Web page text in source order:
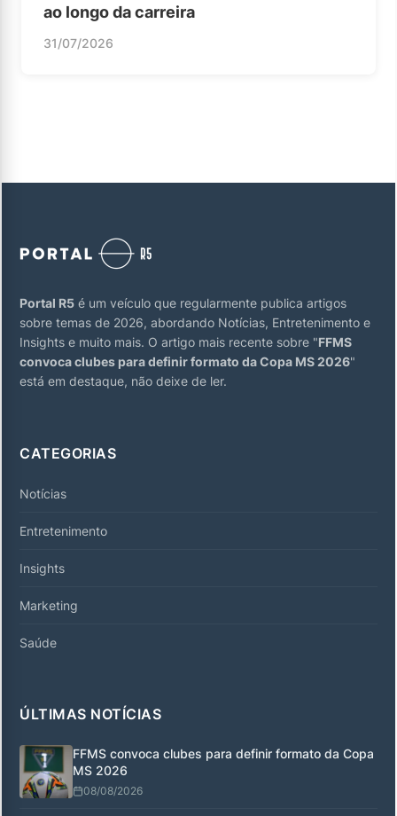
ao longo da carreira
31/07/2026
Portal R5 é um veículo que regularmente publica artigos
sobre temas de 2026, abordando Notícias, Entretenimento e
Insights e muito mais. O artigo mais recente sobre "FFMS
convoca clubes para definir formato da Copa MS 2026"
está em destaque, não deixe de ler.
CATEGORIAS
Notícias
Entretenimento
Insights
Marketing
Saúde
ÚLTIMAS NOTÍCIAS
FFMS convoca clubes para definir formato da Copa
MS 2026
08/08/2026